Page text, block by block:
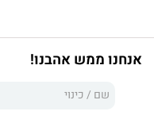
שלה, המיליארדר אכילס
זועם. אבל עתה הכוח בידיו,
אנחנו ממש אהבנו!